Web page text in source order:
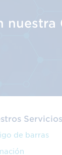
nuestra
Servicios
de barras